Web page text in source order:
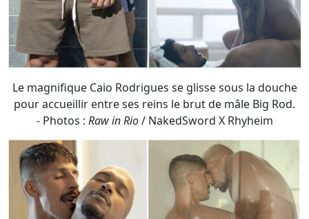
pour accueillir entre ses reins le brut de mâle Big Rod.
- Photos :Raw in Rio / NakedSword X Rhyheim